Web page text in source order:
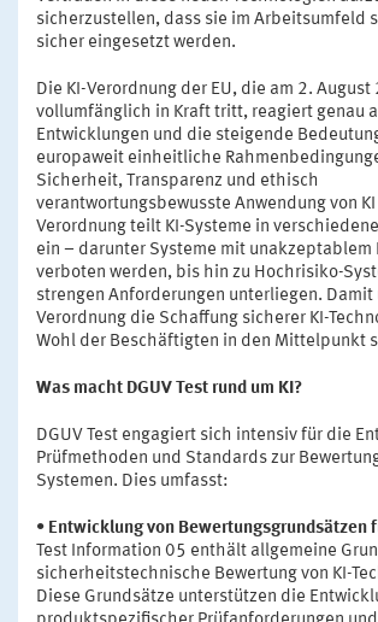
sicherzustellen, dass sie im Arbeitsumfeld
sicher eingesetzt werden.
Die KI-Verordnung der EU, die am 2. August
vollumfänglich in Kraft tritt, reagiert genau
Entwicklungen und die steigende
europaweit einheitliche
Sicherheit, Transparenz und ethisch
verantwortungsbewusste Anwendung von
Verordnung teilt KI-Systeme in
ein – darunter Systeme mit unakzeptablem
verboten werden, bis hin zu Hochrisiko-
strengen Anforderungen unterliegen.
Verordnung die Schaffung sicherer KI-
Wohl der Beschäftigten in den Mittelpunkt
Was macht DGUV Test rund um KI?
DGUV Test engagiert sich intensiv für die
Prüfmethoden und Standards zur
Systemen. Dies umfasst:
• Entwicklung von Bewertungsgrundsätzen
Test Information 05 enthält allgemeine
sicherheitstechnische Bewertung von KI-
Diese Grundsätze unterstützen die